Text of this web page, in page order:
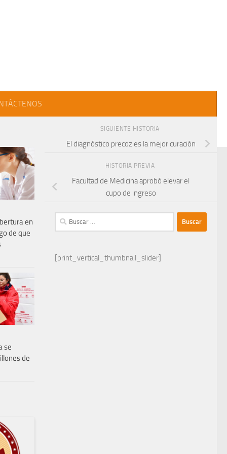
SIGUIENTE HISTORIA
El diagnóstico precoz es la mejor curación
HISTORIA PREVIA
Facultad de Medicina aprobó elevar el
cupo de ingreso
Buscar:
[print_vertical_thumbnail_slider]
en
de que
se
de